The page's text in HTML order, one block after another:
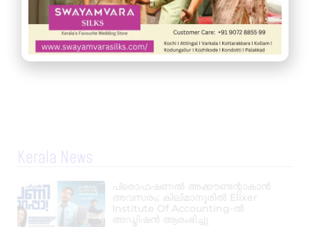
Kerala News
പ്രൊഫഷണൽ അക്കൗണ്ടന്റാകാൻ
അവസരം; കിലിമാനൂരിൽ Elixer
Institute Of Accounting-ൽ
അഡ്മിഷൻ ആരംഭിച്ചു